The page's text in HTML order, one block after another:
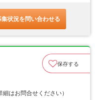
状況を問い合わせる
保存する
はお問合せください）